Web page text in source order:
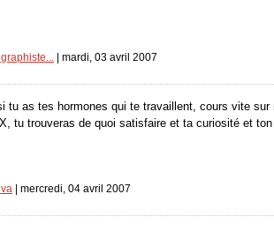
| mardi, 03 avril 2007
tu as tes hormones qui te travaillent, cours vite sur
tu trouveras de quoi satisfaire et ta curiosité et
| mercredi, 04 avril 2007